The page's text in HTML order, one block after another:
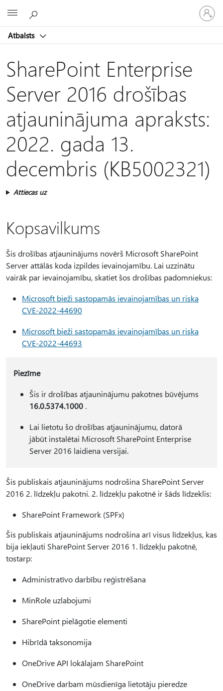
Atbalsts
savā
kontā
SharePoint Enterprise
Server 2016 drošības
atjauninājuma apraksts:
2022. gada 13.
decembris (KB5002321)
Attiecas uz
Kopsavilkums
Šis drošības atjauninājums novērš Microsoft SharePoint
Server attālās koda izpildes ievainojamību. Lai uzzinātu
vairāk par ievainojamību, skatiet šos drošības padomniekus:
Microsoft bieži sastopamās ievainojamības un riska
CVE-2022-44690
Microsoft bieži sastopamās ievainojamības un riska
CVE-2022-44693
Piezīme
Šis ir drošības atjauninājumu pakotnes būvējums
16.0.5374.1000.
Lai lietotu šo drošības atjauninājumu, datorā
jābūt instalētai Microsoft SharePoint Enterprise
Server 2016 laidiena versijai.
Šis publiskais atjauninājums nodrošina SharePoint Server
2016 2. līdzekļu pakotni. 2. līdzekļu pakotnē ir šāds līdzeklis:
SharePoint Framework (SPFx)
Šis publiskais atjauninājums nodrošina arī visus līdzekļus, kas
bija iekļauti SharePoint Server 2016 1. līdzekļu pakotnē,
tostarp:
Administratīvo darbību reģistrēšana
MinRole uzlabojumi
SharePoint pielāgotie elementi
Hibrīdā taksonomija
OneDrive API lokālajam SharePoint
OneDrive darbam mūsdienīga lietotāju pieredze